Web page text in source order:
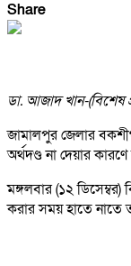
Share
ডা. আজাদ খান-(বিশেষ
জামালপুর জেলার
অর্থদণ্ড না দেয়ার
মঙ্গলবার (১২
করার সময় হাতে